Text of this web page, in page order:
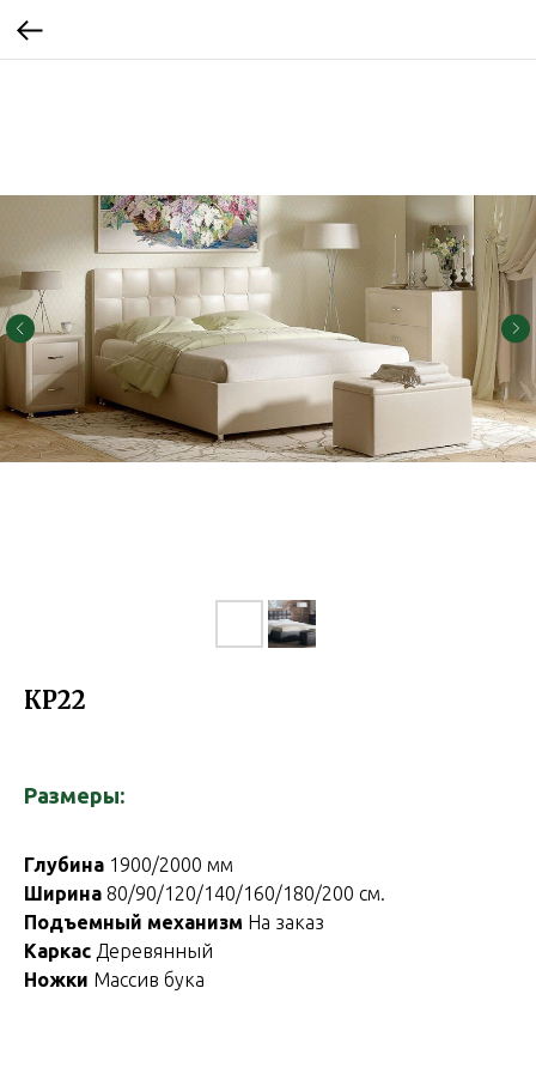
КР22
Размеры:
Глубина 1900/2000 мм
Ширина 80/90/120/140/160/180/200 см.
Подъемный механизм На заказ
Каркас Деревянный
Ножки Массив бука